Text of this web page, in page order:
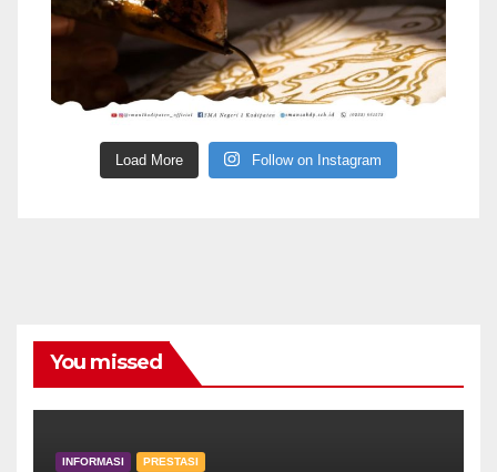
Load More Follow on Instagram
You missed
INFORMASI PRESTASI